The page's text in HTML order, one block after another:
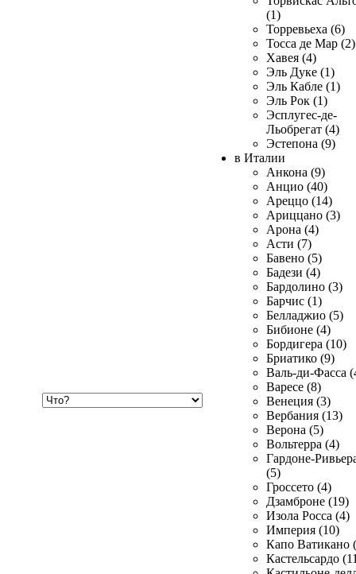
(1)
Торревьеха (6)
Тосса де Мар (2)
Хавея (4)
Эль Дуке (1)
Эль Кабле (1)
Эль Рок (1)
Эсплугес-де-
Льобрегат (4)
Эстепона (9)
в Италии
Анкона (9)
Анцио (40)
Ареццо (14)
Ариццано (3)
Арона (4)
Асти (7)
Бавено (5)
Бадези (4)
Бардолино (3)
Барчис (1)
Белладжио (5)
Бибионе (4)
Бордигера (10)
Бриатико (9)
Валь-ди-Фасса
Варесе (8)
Венеция (3)
Вербания (13)
Верона (5)
Вольтерра (4)
Гардоне-
(5)
Гроссето (4)
Дзамброне (19)
Изола Росса (4)
Империя (10)
Капо Ватикано
Кастельсардо